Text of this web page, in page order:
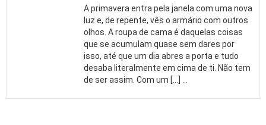
A primavera entra pela janela com uma nova
luz e, de repente, vês o armário com outros
olhos. A roupa de cama é daquelas coisas
que se acumulam quase sem dares por
isso, até que um dia abres a porta e tudo
desaba literalmente em cima de ti. Não tem
de ser assim. Com um […]